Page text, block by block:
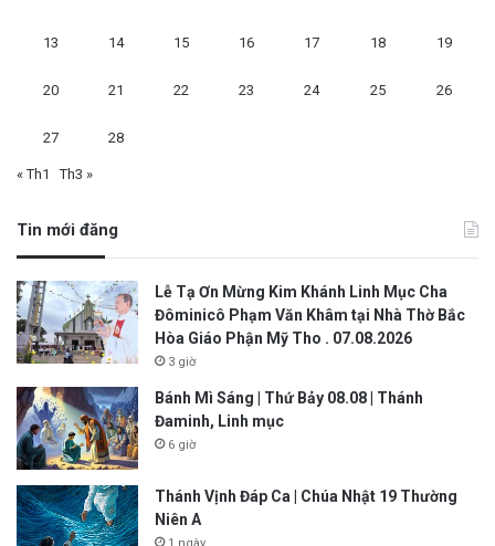
13 14 15 16 17 18 19
20 21 22 23 24 25 26
27 28
« Th1 Th3 »
Tin mới đăng
Lễ Tạ Ơn Mừng Kim Khánh Linh Mục Cha
Đôminicô Phạm Văn Khâm tại Nhà Thờ Bắc
Hòa Giáo Phận Mỹ Tho . 07.08.2026
3 giờ
Bánh Mì Sáng | Thứ Bảy 08.08 | Thánh
Đaminh, Linh mục
6 giờ
Thánh Vịnh Đáp Ca | Chúa Nhật 19 Thường
Niên A